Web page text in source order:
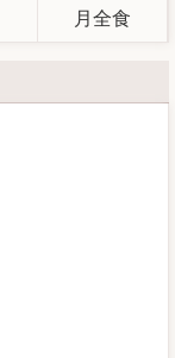
月全食